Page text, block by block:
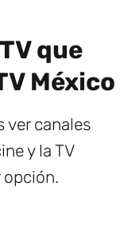
que
México
ver canales
y la TV
opción.